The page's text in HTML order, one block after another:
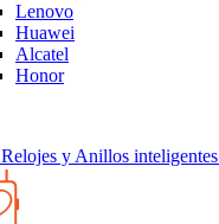
Lenovo
Huawei
Alcatel
Honor
Relojes y Anillos inteligentes